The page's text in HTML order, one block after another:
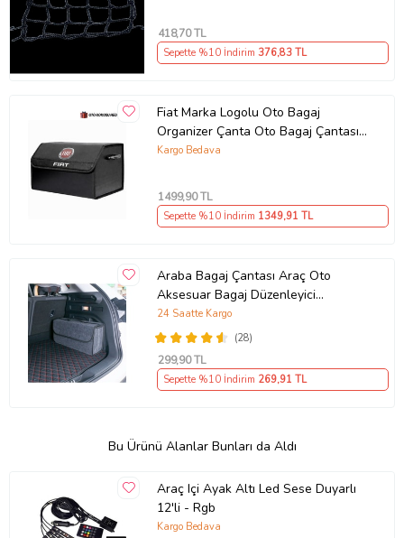
418,70 TL
Sepette %10 İndirim 376,83 TL
Fiat Marka Logolu Oto Bagaj
Organizer Çanta Oto Bagaj Çantası
2 Bölmeli Suni Deri
Kargo Bedava
1499,90 TL
Sepette %10 İndirim 1349,91 TL
Araba Bagaj Çantası Araç Oto
Aksesuar Bagaj Düzenleyici
Organizer (Siyah)
(28)
24 Saatte Kargo
299,90 TL
Sepette %10 İndirim 269,91 TL
Bu Ürünü Alanlar Bunları da Aldı
Araç Içi Ayak Altı Led Sese Duyarlı
12'li - Rgb
Kargo Bedava